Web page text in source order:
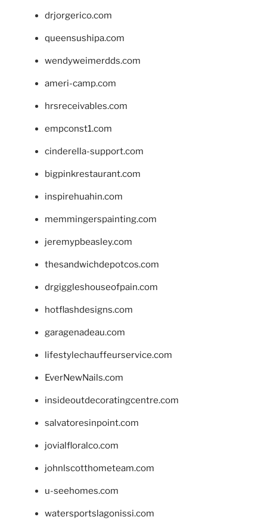
drjorgerico.com
queensushipa.com
wendyweimerdds.com
ameri-camp.com
hrsreceivables.com
empconst1.com
cinderella-support.com
bigpinkrestaurant.com
inspirehuahin.com
memmingerspainting.com
jeremypbeasley.com
thesandwichdepotcos.com
drgiggleshouseofpain.com
hotflashdesigns.com
garagenadeau.com
lifestylechauffeurservice.com
EverNewNails.com
insideoutdecoratingcentre.com
salvatoresinpoint.com
jovialfloralco.com
johnlscotthometeam.com
u-seehomes.com
watersportslagonissi.com